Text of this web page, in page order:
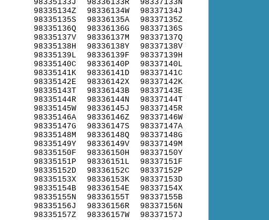
98335133J
98335134Z
98335135S
98335136Q
98335137V
98335138H
98335139L
98335140C
98335141K
98335142E
98335143T
98335144R
98335145W
98335146A
98335147G
98335148M
98335149Y
98335150F
98335151P
98335152D
98335153X
98335154B
98335155N
98335156J
98335157Z
98336133R
98336134W
98336135A
98336136G
98336137M
98336138Y
98336139F
98336140P
98336141D
98336142X
98336143B
98336144N
98336145J
98336146Z
98336147S
98336148Q
98336149V
98336150H
98336151L
98336152C
98336153K
98336154E
98336155T
98336156R
98336157W
98337133N
98337134J
98337135Z
98337136S
98337137Q
98337138V
98337139H
98337140L
98337141C
98337142K
98337143E
98337144T
98337145R
98337146W
98337147A
98337148G
98337149M
98337150Y
98337151F
98337152P
98337153D
98337154X
98337155B
98337156N
98337157J